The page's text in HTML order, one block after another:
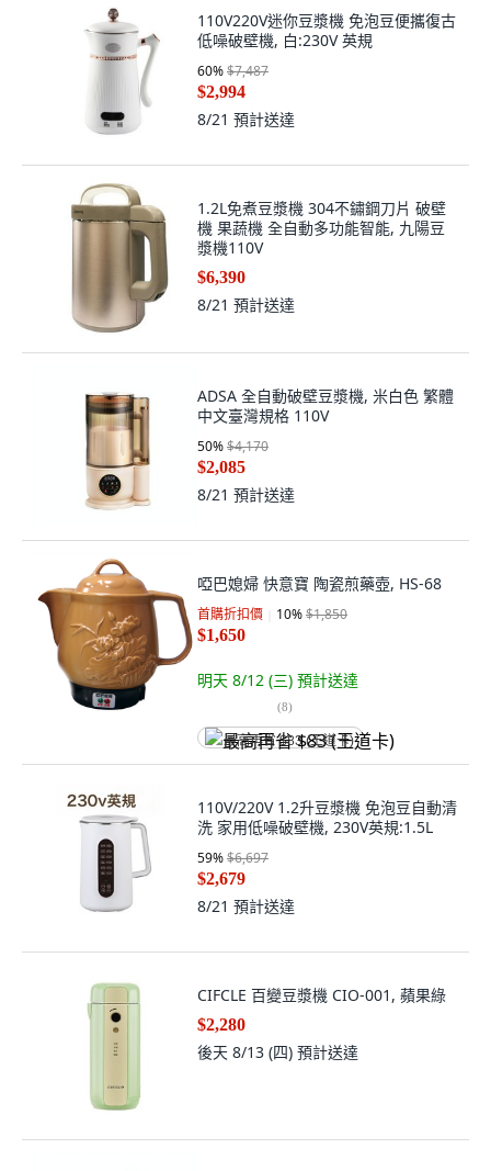
110V220V迷你豆漿機 免泡豆便攜復古
低噪破壁機, 白:230V 英規
60%$7,487
$2,994
8/21 預計送達
1.2L免煮豆漿機 304不鏽鋼刀片 破壁
機 果蔬機 全自動多功能智能, 九陽豆
漿機110V
$6,390
8/21 預計送達
ADSA 全自動破壁豆漿機, 米白色 繁體
中文臺灣規格 110V
50%$4,170
$2,085
8/21 預計送達
啞巴媳婦 快意寶 陶瓷煎藥壺, HS-68
首購折扣價 10%$1,850
$1,650
明天 8/12 (三) 預計送達
(8)
最高再省 $83 (王道卡)
110V/220V 1.2升豆漿機 免泡豆自動清
洗 家用低噪破壁機, 230V英規:1.5L
59%$6,697
$2,679
8/21 預計送達
CIFCLE 百變豆漿機 CIO-001, 蘋果綠
$2,280
後天 8/13 (四) 預計送達